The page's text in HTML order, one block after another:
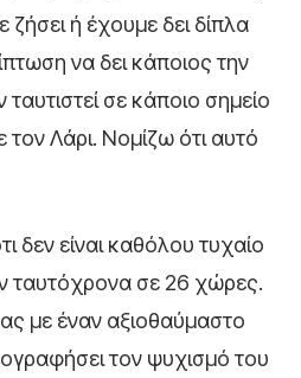
ή έχουμε δει δίπλα
να δει κάποιος την
σε κάποιο σημείο
τον Λάρι. Νομίζω ότι αυτό
δεν είναι καθόλου τυχαίο
ταυτόχρονα σε 26 χώρες.
με έναν αξιοθαύμαστο
τον ψυχισμό του